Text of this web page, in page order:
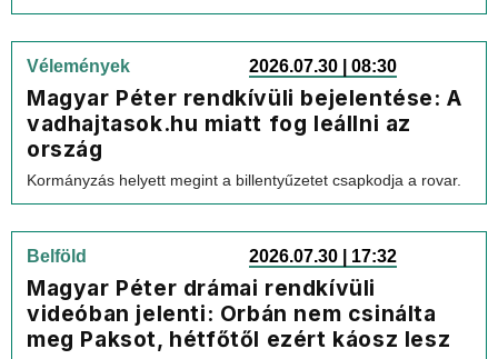
Vélemények 2026.07.30 | 08:30
Magyar Péter rendkívüli bejelentése: A
vadhajtasok.hu miatt fog leállni az
ország
Kormányzás helyett megint a billentyűzetet csapkodja a rovar.
Belföld 2026.07.30 | 17:32
Magyar Péter drámai rendkívüli
videóban jelenti: Orbán nem csinálta
meg Paksot, hétfőtől ezért káosz lesz